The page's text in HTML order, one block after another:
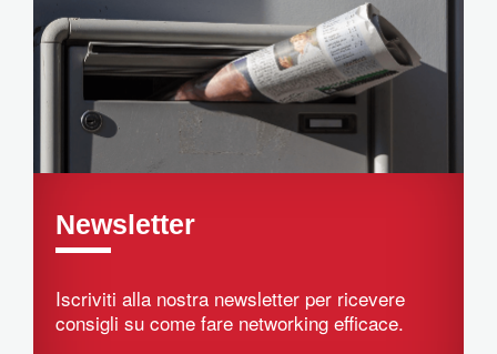
Newsletter
Iscriviti alla nostra newsletter per ricevere
consigli su come fare networking efficace.